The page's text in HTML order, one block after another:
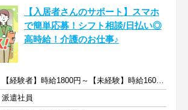
【入居者さんのサポート】スマホ
で簡単応募！シフト相談/日払い◎
高時給！介護のお仕事♪
【経験者】時給1800円～【未経験】時給1600円～ ※交通費全額
派遣社員